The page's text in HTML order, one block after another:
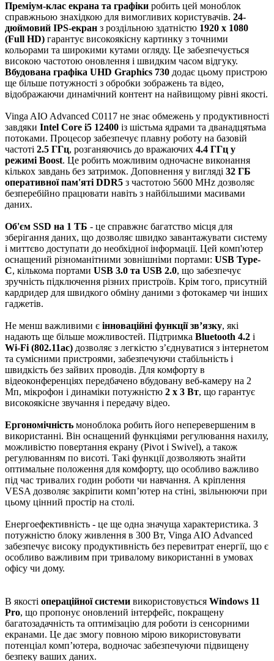
Преміум-клас екрана та графіки робить цей моноблок
справжньою знахідкою для вимогливих користувачів. 24-
дюймовий IPS-екран з роздільною здатністю 1920 x 1080
(Full HD) гарантує високоякісну картинку з точними
кольорами та широкими кутами огляду. Це забезпечується
високою частотою оновлення і швидким часом відгуку.
Вбудована графіка UHD Graphics 730 додає цьому пристрою
ще більше потужності з обробки зображень та відео,
відображаючи динамічний контент на найвищому рівні якості.
Vinga AIO Advanced C0117 не знає обмежень у продуктивності
завдяки Intel Core i5 12400 із шістьма ядрами та дванадцятьма
потоками. Процесор забезпечує плавну роботу на базовій
частоті 2.5 ГГц, розганяючись до вражаючих 4.4 ГГц у
режимі Boost. Це робить можливим одночасне виконання
кількох завдань без затримок. Доповнення у вигляді 32 ГБ
оперативної пам'яті DDR5 з частотою 5600 MHz дозволяє
безперебійно працювати навіть з найбільшими масивами
даних.
Об'єм SSD на 1 ТБ - це справжнє багатство місця для
зберігання даних, що дозволяє швидко завантажувати систему
і миттєво доступати до необхідної інформації. Цей комп'ютер
оснащений різноманітними зовнішніми портами: USB Type-
C, кількома портами USB 3.0 та USB 2.0, що забезпечує
зручність підключення різних пристроїв. Крім того, присутній
кардридер для швидкого обміну даними з фотокамер чи інших
гаджетів.
Не менш важливими є інноваційні функції зв’язку, які
надають ще більше можливостей. Підтримка Bluetooth 4.2 і
Wi-Fi (802.11ac) дозволяє з легкістю з’єднуватися з інтернетом
та сумісними пристроями, забезпечуючи стабільність і
швидкість без зайвих проводів. Для комфорту в
відеоконференціях передбачено вбудовану веб-камеру на 2
Мп, мікрофон і динаміки потужністю 2 x 3 Вт, що гарантує
високоякісне звучання і передачу відео.
Ергономічність моноблока робить його неперевершеним в
використанні. Він оснащений функціями регулювання нахилу,
можливістю повертання екрану (Pivot і Swivel), а також
регулюванням по висоті. Такі функції дозволяють знайти
оптимальне положення для комфорту, що особливо важливо
під час тривалих годин роботи чи навчання. А кріплення
VESA дозволяє закріпити комп’ютер на стіні, звільнюючи при
цьому цінний простір на столі.
Енергоефективність - це ще одна значуща характеристика. З
потужністю блоку живлення в 300 Вт, Vinga AIO Advanced
забезпечує високу продуктивність без перевитрат енергії, що є
особливо важливим при тривалому використанні в умовах
офісу чи дому.
В якості операційної системи використовується Windows 11
Pro, що пропонує оновлений інтерфейс, покращену
багатозадачність та оптимізацію для роботи із сенсорними
екранами. Це дає змогу повною мірою використовувати
потенціал комп’ютера, водночас забезпечуючи підвищену
безпеку ваших даних.